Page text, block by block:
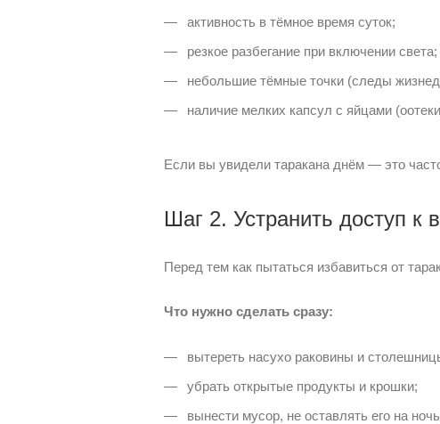
активность в тёмное время суток;
резкое разбегание при включении света;
небольшие тёмные точки (следы
наличие мелких капсул с яйцами
Если вы увидели таракана днём — это
Шаг 2. Устранить доступ к
Перед тем как пытаться избавиться от
Что нужно сделать сразу:
вытереть насухо раковины и
убрать открытые продукты и крошки;
вынести мусор, не оставлять его на